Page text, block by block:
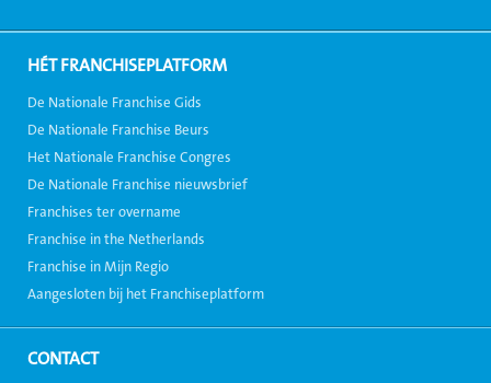
HÉT FRANCHISEPLATFORM
De Nationale Franchise Gids
De Nationale Franchise Beurs
Het Nationale Franchise Congres
De Nationale Franchise nieuwsbrief
Franchises ter overname
Franchise in the Netherlands
Franchise in Mijn Regio
Aangesloten bij het Franchiseplatform
CONTACT